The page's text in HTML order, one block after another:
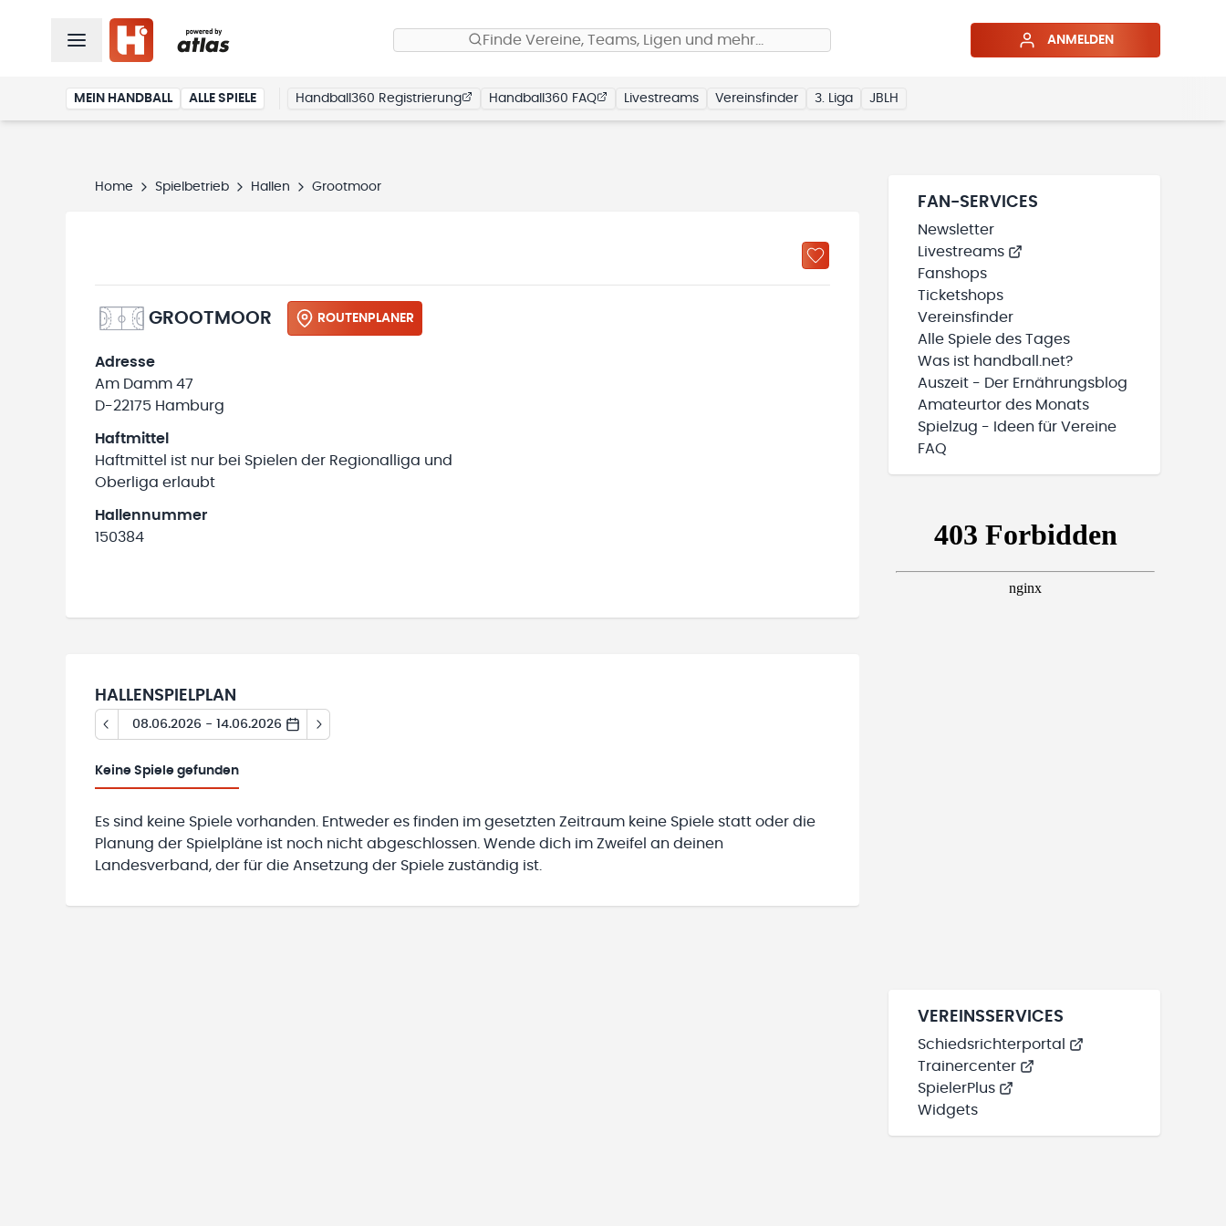
Finde Vereine, Teams, Ligen und mehr… ANMELDEN
MEIN HANDBALL ALLE SPIELE Handball360 Registrierung Handball360 FAQ Livestreams Vereinsfinder 3. Liga JBLH
Home Spielbetrieb Hallen Grootmoor
GROOTMOOR ROUTENPLANER
Adresse
Am Damm 47
D-22175 Hamburg
Haftmittel
Haftmittel ist nur bei Spielen der Regionalliga und
Oberliga erlaubt
Hallennummer
150384
HALLENSPIELPLAN
08.06.2026 - 14.06.2026
Keine Spiele gefunden
Es sind keine Spiele vorhanden. Entweder es finden im gesetzten Zeitraum keine Spiele statt oder die
Planung der Spielpläne ist noch nicht abgeschlossen. Wende dich im Zweifel an deinen
Landesverband, der für die Ansetzung der Spiele zuständig ist.
FAN-SERVICES
Newsletter
Livestreams
Fanshops
Ticketshops
Vereinsfinder
Alle Spiele des Tages
Was ist handball.net?
Auszeit - Der Ernährungsblog
Amateurtor des Monats
Spielzug - Ideen für Vereine
FAQ
VEREINSSERVICES
Schiedsrichterportal
Trainercenter
SpielerPlus
Widgets